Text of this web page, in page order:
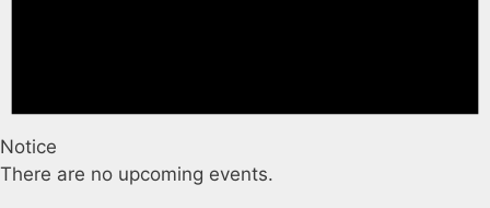
Notice
There are no upcoming events.